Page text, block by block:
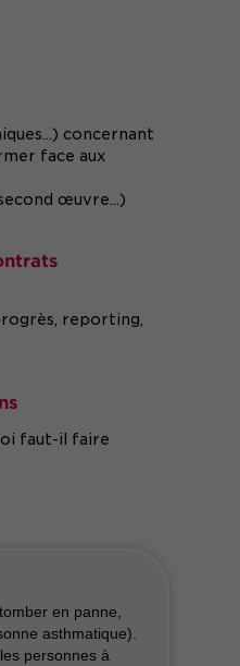
concernant
face aux
œuvre...)
reporting,
faut-il faire
en panne,
asthmatique).
personnes à